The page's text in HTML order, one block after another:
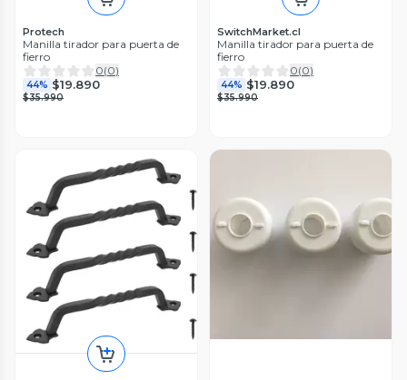
Protech
Manilla tirador para puerta de
fierro
0(0)
44% $19.890
$35.990
SwitchMarket.cl
Manilla tirador para puerta de
fierro
0(0)
44% $19.890
$35.990